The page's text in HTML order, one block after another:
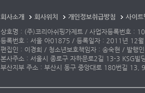
회사소개 회사위치 개인정보취급방침
사이트
상호명 : (주)코리아쉬핑가제트 / 사업자등록번호 :
등록번호 : 서울 아01875 / 등록일자 : 2011년 12월
편집인 : 이경희 / 청소년보호책임자 : 송숙현 / 발행
본사주소 : 서울시 종로구 자하문로2길 13-3
부산지부 주소 : 부산시 동구 중앙대로 180번길